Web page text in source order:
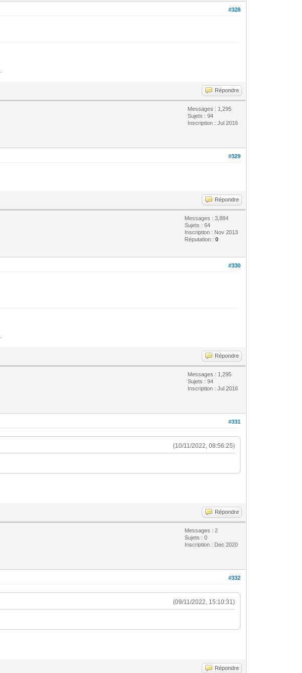
#328
Répondre
Messages : 1,295
Sujets : 94
Inscription : Jul 2016
#329
Répondre
Messages : 3,884
Sujets : 64
Inscription : Nov 2013
Réputation :0
#330
Répondre
Messages : 1,295
Sujets : 94
Inscription : Jul 2016
#331
(10/11/2022, 08:56:25)
Répondre
Messages : 2
Sujets : 0
Inscription : Dec 2020
#332
(09/11/2022, 15:10:31)
Répondre